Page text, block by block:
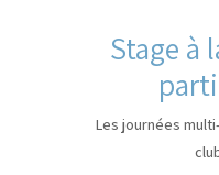
Stage à
Les journées